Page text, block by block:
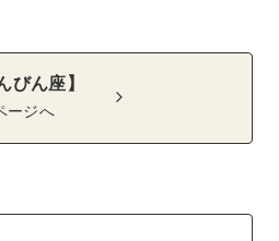
びん座】
ージへ